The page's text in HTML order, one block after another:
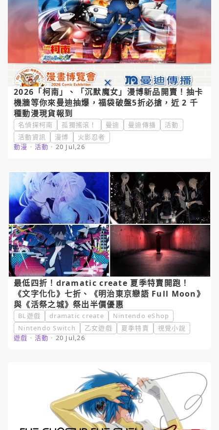
2026「柯南」、「沉默魔女」漫博新品開賣！抽卡
機牆等你來曼迪抽爆，福袋破盤5折必搶，近 2 千
種動漫現貨報到
名偵探柯南 孤獨搖滾！ 曼迪 曼迪傳播
活動
活動資訊
漫博
火影忍者
動漫 ・ 活動 ・ 20 Jul,26
最低四折！dramatic create 夏季特賣開跑！
《文字化化》七折、《明治東京戀語 Full Moon》
與《活祭之城》祭出半價優惠
BL遊戲 dramatic create
Nintendo eShop
Nintendo Switch
乙女遊戲 夏季特賣
視覺小說
遊戲 ・ 活動 ・ 20 Jul,26